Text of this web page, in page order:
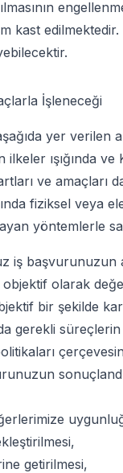
kast
İşleneceği
yer verilen
ışığında
ve amaçları
fiziksel veya
yöntemlerle
iş başvurunuzun
olarak
bir şekilde
gerekli
getirilmesi,